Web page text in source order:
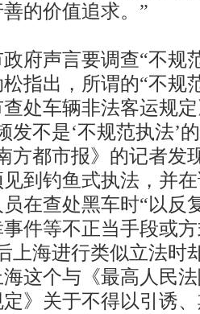
的价值追求。”
声言要调查“不规
指出，所谓的“不规
处车辆非法客运规
发不是‘不规范执法’
方都市报》的记者发
到钓鱼式执法，并
在查处黑车时“以反
件等不正当手段或
上海进行类似立法时
这个与《最高人民
》关于不得以引诱